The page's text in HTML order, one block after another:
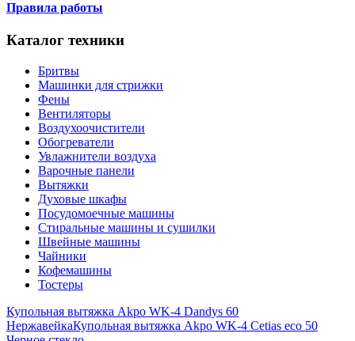
Правила работы
Каталог техники
Бритвы
Машинки для стрижки
Фены
Вентиляторы
Воздухоочистители
Обогреватели
Увлажнители воздуха
Варочные панели
Вытяжки
Духовые шкафы
Посудомоечные машины
Стиральные машины и сушилки
Швейные машины
Чайники
Кофемашины
Тостеры
Купольная вытяжка Akpo WK-4 Dandys 60
НержавейкаКупольная вытяжка Akpo WK-4 Cetias eco 50